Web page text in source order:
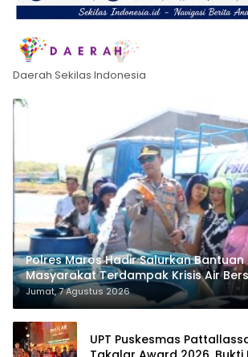
Daerah Sekilas Indonesia
Polres Maros Hadir Salurkan Bantuan
Masyarakat Terdampak Krisis Air
Jumat, 7 Agustus 2026
UPT Puskesmas